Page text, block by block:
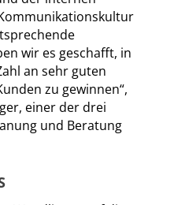
wir es geschafft, in
an sehr guten
zu gewinnen“,
einer der drei
und Beratung